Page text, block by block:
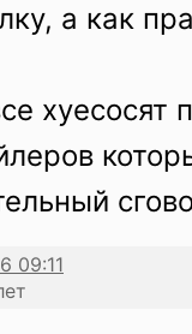
а как
хуесосят